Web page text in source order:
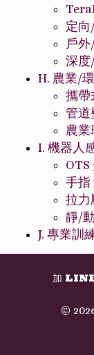
定向
戶
深度
H. 農業/
攜帶
管道
農業
I. 機器人
OTS
手指
拉力
靜/
J. 專業訓
加
©